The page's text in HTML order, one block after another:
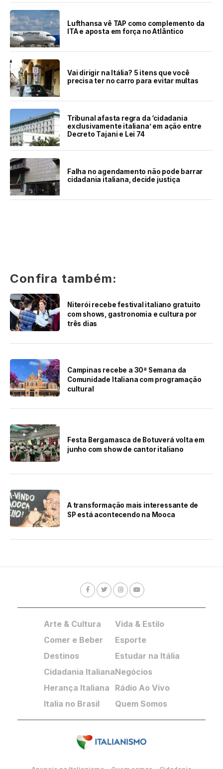
Lufthansa vê TAP como complemento da
ITA e aposta em força no Atlântico
Vai dirigir na Itália? 5 itens que você
precisa ter no carro para evitar multas
Tribunal afasta regra da ‘cidadania
exclusivamente italiana’ em ação entre
Decreto Tajani e Lei 74
Falha no agendamento não pode barrar
cidadania italiana, decide justiça
Confira também:
Niterói recebe festival italiano gratuito
com shows, gastronomia e cultura por
três dias
Campinas recebe a 30ª Semana da
Comunidade Italiana com programação
cultural
Festa Bergamasca de Botuverá volta em
junho com show de cantor italiano
A transformação mais interessante de
SP está acontecendo na Mooca
Arte & Cultura
Comer e Beber
Destinos
Cidadania Italiana
Herança Italiana
Italia no Brasil
Vida & Estilo
Esporte
Estudar na Itália
Negócios
Rádio Ao Vivo
Quem Somos